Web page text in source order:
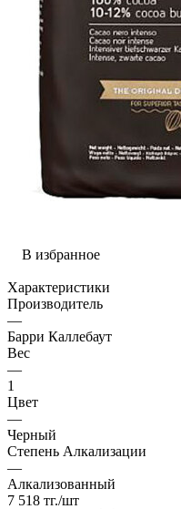
В избранное
Характеристики
Производитель
—
Барри Каллебаут
Вес
—
1
Цвет
—
Черный
Степень Алкализации
—
Алкализованный
7 518 тг./шт